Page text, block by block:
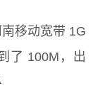
移动宽带 1G
了 100M，出